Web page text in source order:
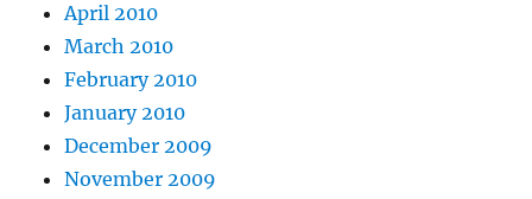
April 2010
March 2010
February 2010
January 2010
December 2009
November 2009